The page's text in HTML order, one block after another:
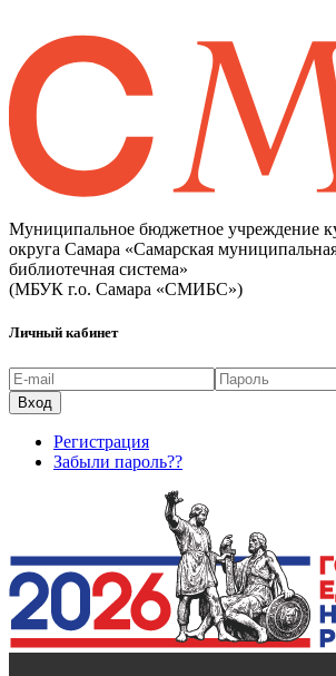
Муниципальное бюджетное учреждение
округа Самара «Самарская
библиотечная система»
(МБУК г.о. Самара «СМИБС»)
Личный кабинет
Регистрация
Забыли пароль??